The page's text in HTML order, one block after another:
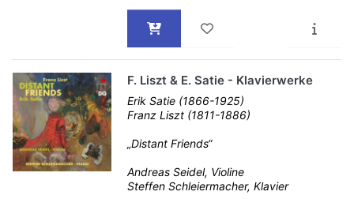
F. Liszt & E. Satie - Klavierwerke
Erik Satie (1866-1925)
Franz Liszt (1811-1886)
„Distant Friends“
Andreas Seidel, Violine
Steffen Schleiermacher, Klavier